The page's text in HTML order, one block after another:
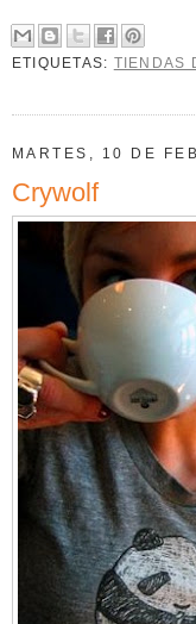
ETIQUETAS: TIENDAS
MARTES, 10 DE
Crywolf